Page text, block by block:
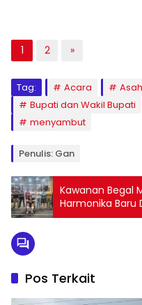
1 2 »
Tag: Acara
Bupati dan Wakil Bupati
menyambut
Penulis: Gan
Kawanan Begal
Harmonika Baru
Rasain Bro…
Pos Terkait